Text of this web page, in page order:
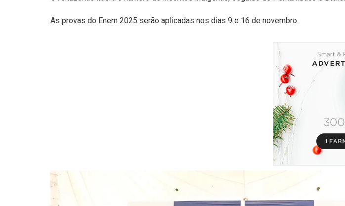
As provas do Enem 2025 serão aplicadas nos dias 9 e 16 de novembro.